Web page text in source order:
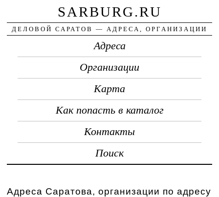
SARBURG.RU
ДЕЛОВОЙ САРАТОВ — АДРЕСА, ОРГАНИЗАЦИИ
Адреса
Организации
Карта
Как попасть в каталог
Контакты
Поиск
Адреса Саратова, организации по адресу